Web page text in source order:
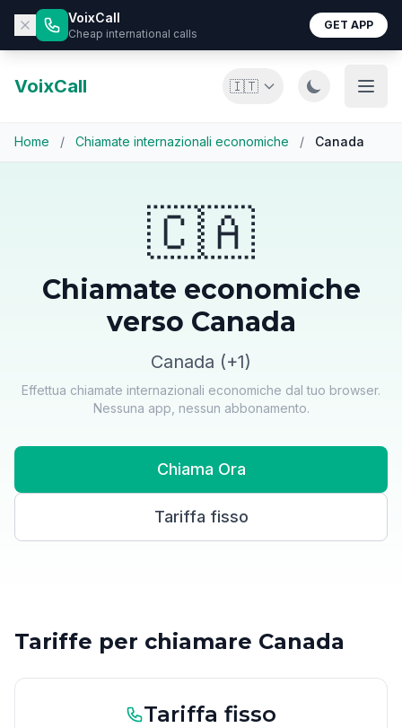
VoixCall
Cheap international calls
GET APP
VoixCall 🇮🇹
Home / Chiamate internazionali economiche / Canada
🇨🇦
Chiamate economiche
verso Canada
Canada (+1)
Effettua chiamate internazionali economiche dal tuo browser.
Nessuna app, nessun abbonamento.
Chiama Ora
Tariffa fisso
Tariffe per chiamare Canada
Tariffa fisso